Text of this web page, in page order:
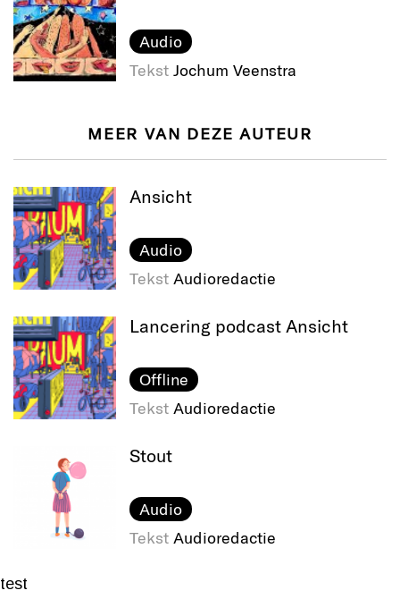
Audio
Tekst Jochum Veenstra
MEER VAN DEZE AUTEUR
Ansicht
Audio
Tekst Audioredactie
Lancering podcast Ansicht
Offline
Tekst Audioredactie
Stout
Audio
Tekst Audioredactie
test